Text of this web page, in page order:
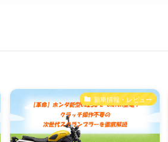
新車情報・レビュー